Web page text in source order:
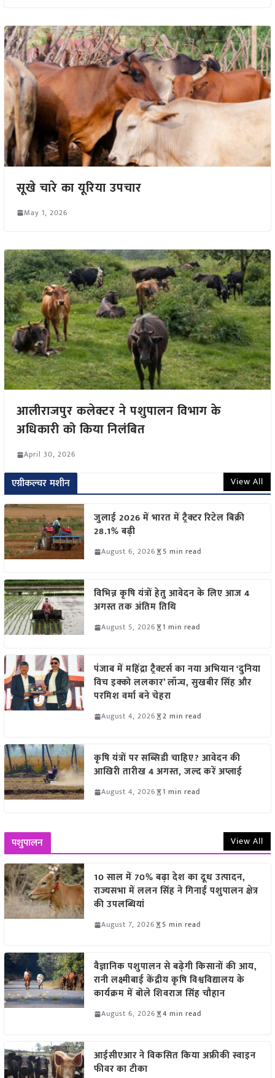
सूखे चारे का यूरिया उपचार
May 1, 2026
आलीराजपुर कलेक्टर ने पशुपालन विभाग के
अधिकारी को किया निलंबित
April 30, 2026
एग्रीकल्चर मशीन View All
जुलाई 2026 में भारत में ट्रैक्टर रिटेल बिक्री
28.1% बढ़ी
August 6, 2026 5 min read
विभिन्न कृषि यंत्रों हेतु आवेदन के लिए आज 4
अगस्त तक अंतिम तिथि
August 5, 2026 1 min read
पंजाब में महिंद्रा ट्रैक्टर्स का नया अभियान ‘दुनिया
विच इक्को ललकार’ लॉन्च, सुखबीर सिंह और
परमिश वर्मा बने चेहरा
August 4, 2026 2 min read
कृषि यंत्रों पर सब्सिडी चाहिए? आवेदन की
आखिरी तारीख 4 अगस्त, जल्द करें अप्लाई
August 4, 2026 1 min read
पशुपालन View All
10 साल में 70% बढ़ा देश का दूध उत्पादन,
राज्यसभा में ललन सिंह ने गिनाईं पशुपालन क्षेत्र
की उपलब्धियां
August 7, 2026 5 min read
वैज्ञानिक पशुपालन से बढ़ेगी किसानों की आय,
रानी लक्ष्मीबाई केंद्रीय कृषि विश्वविद्यालय के
कार्यक्रम में बोले शिवराज सिंह चौहान
August 6, 2026 4 min read
आईसीएआर ने विकसित किया अफ्रीकी स्वाइन
फीवर का टीका